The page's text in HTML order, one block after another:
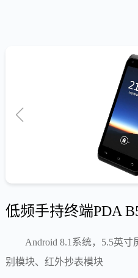
低频手持终端PDA
Android 8.1系统，5.5英
别模块、红外抄表模块